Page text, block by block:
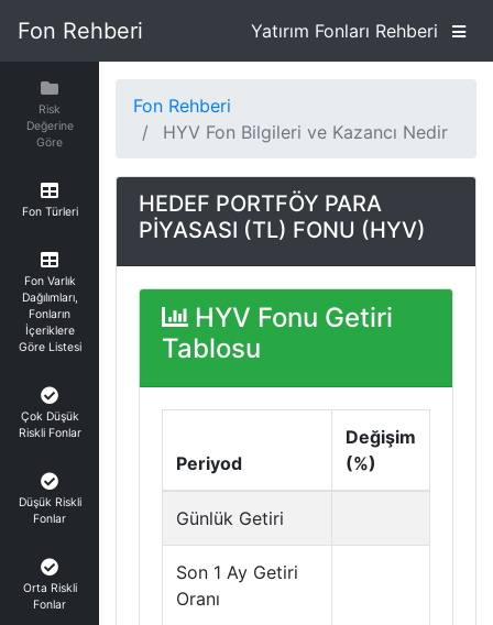
Fon Rehberi Yatırım Fonları Rehberi
Risk
Değerine
Göre
Fon Türleri
Fon Varlık
Dağılımları,
Fonların
İçeriklere
Göre Listesi
Çok Düşük
Riskli Fonlar
Düşük Riskli
Fonlar
Orta Riskli
Fonlar
Fon Rehberi
HYV Fon Bilgileri ve Kazancı Nedir
HEDEF PORTFÖY PARA
PİYASASI (TL) FONU (HYV)
HYV Fonu Getiri
Tablosu
Periyod
Değişim
(%)
Günlük Getiri
Son 1 Ay Getiri
Oranı